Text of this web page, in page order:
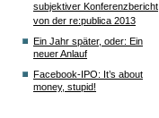
subjektiver Konferenzbericht
von der re:publica 2013
Ein Jahr später, oder: Ein
neuer Anlauf
Facebook-IPO: It’s about
money, stupid!